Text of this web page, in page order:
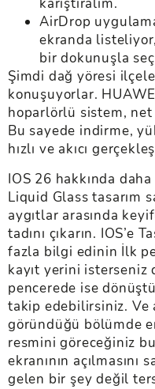
karıştıralım.
AirDrop
ekranda
bir dokunuşla
Şimdi dağ yöresi
konuşuyorlar.
hoparlörlü sistem,
Bu sayede indirme,
hızlı ve akıcı
IOS 26 hakkında
Liquid Glass tasarım
aygıtlar arasında
tadını çıkarın. IOS’e
fazla bilgi edinin İlk
kayıt yerini
pencerede ise
takip edebilirsiniz. Ve
göründüğü bölümde
resmini göreceğiniz
ekranının açılmasını
gelen bir şey değil